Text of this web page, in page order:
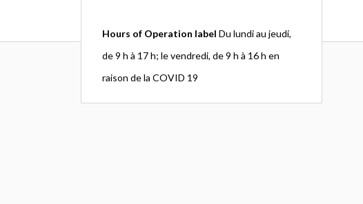
Hours of Operation label Du lundi au jeudi,
de 9 h à 17 h; le vendredi, de 9 h à 16 h en
raison de la COVID 19